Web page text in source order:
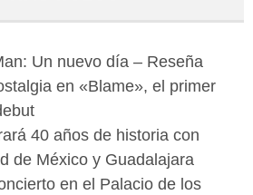
Un nuevo día – Reseña
en «Blame», el primer
40 años de historia con
de México y Guadalajara
en el Palacio de los